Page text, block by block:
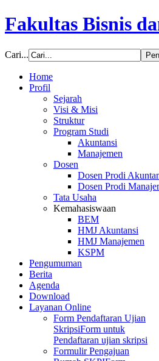
Fakultas Bisnis
Cari...
Home
Profil
Sejarah
Visi & Misi
Struktur
Program Studi
Akuntansi
Manajemen
Dosen
Dosen Prodi
Dosen Prodi
Tata Usaha
Kemahasiswaan
BEM
HMJ Akuntansi
HMJ Manajemen
KSPM
Pengumuman
Berita
Agenda
Download
Layanan Online
Form Pendaftaran Ujian
SkripsiForm untuk
Pendaftaran ujian skripsi
Formulir Pengajuan